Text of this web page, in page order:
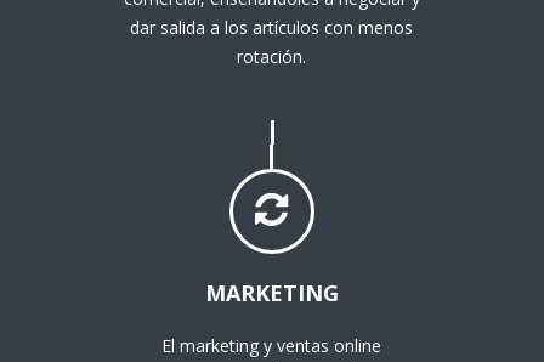
dar salida a los artículos con menos
rotación.
MARKETING
El marketing y ventas online